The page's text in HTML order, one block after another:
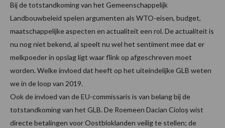
Bij de totstandkoming van het Gemeenschappelijk
Landbouwbeleid spelen argumenten als WTO-eisen, budget,
maatschappelijke aspecten en actualiteit een rol. De actualiteit is
nu nog niet bekend, al speelt nu wel het sentiment mee dat er
melkpoeder in opslag ligt waar flink op afgeschreven moet
worden. Welke invloed dat heeft op het uiteindelijke GLB weten
we in de loop van 2019.
Ook de invloed van de EU-commissaris is van belang bij de
totstandkoming van het GLB. De Roemeen Dacian Cioloș wist
directe betalingen voor Oostbloklanden veilig te stellen; de